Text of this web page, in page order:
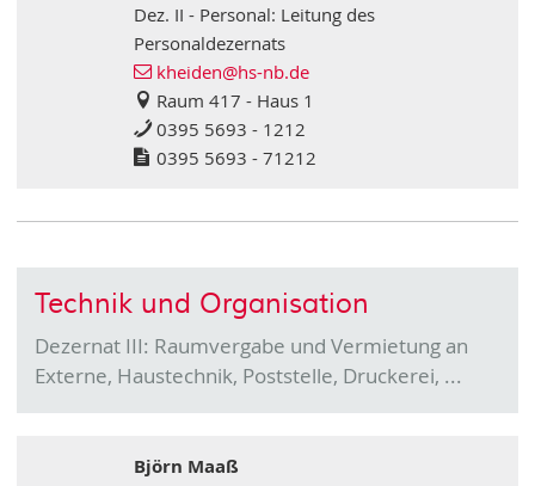
Dez. II - Personal: Leitung des
Personaldezernats
kheiden@hs-nb.de
Raum 417 - Haus 1
0395 5693 - 1212
0395 5693 - 71212
Technik und Organisation
Dezernat III: Raumvergabe und Vermietung an
Externe, Haustechnik, Poststelle, Druckerei, ...
Björn Maaß